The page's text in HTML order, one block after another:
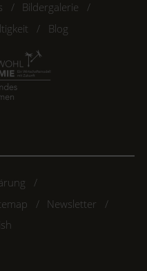
Bildergalerie
Blog
Newsletter